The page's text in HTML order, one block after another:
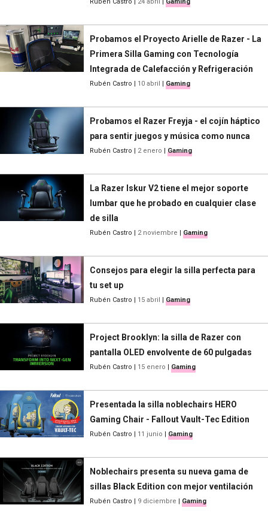
Probamos el Proyecto Arielle de Razer - La
Primera Silla Gaming con Tecnología
Integrada de Calefacción y Refrigeración
Rubén Castro | 10 abril | Gaming
Probamos el Razer Freyja - el cojín háptico
para sentir juegos y música como nunca
Rubén Castro | 2 enero | Gaming
La Razer Iskur V2 tiene el mejor soporte
lumbar que he probado en cualquier clase
de silla
Rubén Castro | 2 noviembre | Gaming
Consejos para elegir la silla perfecta para
tu set up
Rubén Castro | 15 abril | Gaming
Project Brooklyn: la silla de Razer con
pantalla OLED envolvente de 60 pulgadas
Rubén Castro | 15 enero | Gaming
Presentada la silla noblechairs HERO
Gaming Chair - Fallout Vault-Tec Edition
Rubén Castro | 11 junio | Gaming
Noblechairs presenta su nueva gama de
sillas Black Edition con mejor ventilación
Rubén Castro | 9 diciembre | Gaming